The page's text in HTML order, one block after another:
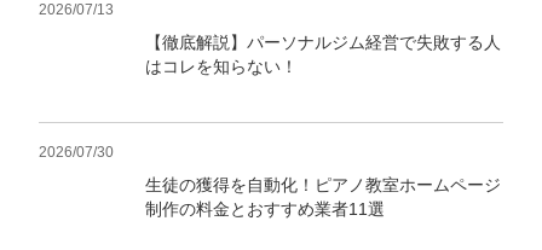
2026/07/13
【徹底解説】パーソナルジム経営で失敗する人
はコレを知らない！
2026/07/30
生徒の獲得を自動化！ピアノ教室ホームページ
制作の料金とおすすめ業者11選